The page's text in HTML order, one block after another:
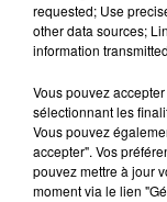
sont dévoyées
2m80 pour la
• la vitesse est
17+100 avec un
km/h entre les
• neutralisation
rapide entre les
requested; Use
other data sources;
information
Vous pouvez
sélectionnant les
Vous pouvez
accepter". Vos
pouvez mettre à jour
moment via le lien